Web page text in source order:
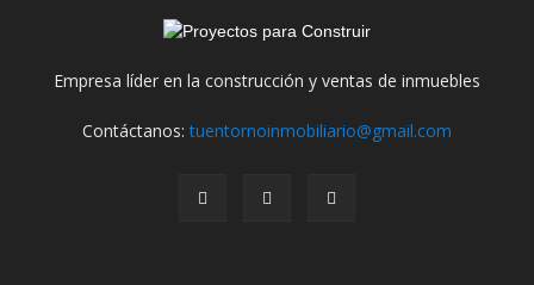
Empresa líder en la construcción y ventas de inmuebles
Contáctanos:tuentornoinmobiliario@gmail.com